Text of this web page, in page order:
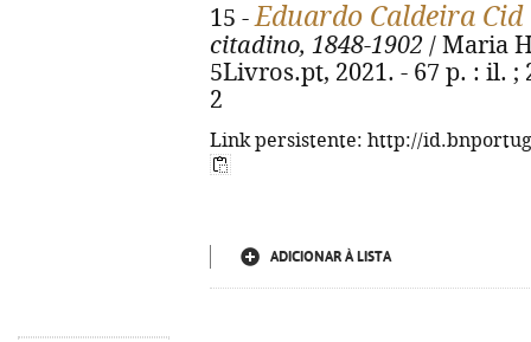
15 -Eduardo Caldeira Cid
citadino, 1848-1902 / Maria
5Livros.pt, 2021. - 67 p. : il. ;
2
Link persistente: http://
ADICIONAR À LISTA